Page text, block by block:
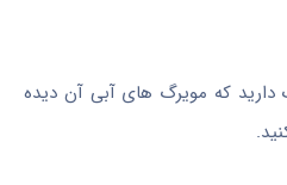
که مویرگ های آبی آن دیده